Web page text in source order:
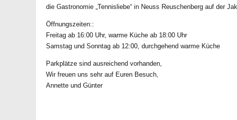
die Gastronomie „Tennisliebe“ in Neuss Reuschenberg auf der
Öffnungszeiten::
Freitag ab 16:00 Uhr, warme Küche ab 18:00 Uhr
Samstag und Sonntag ab 12:00, durchgehend warme Küche
Parkplätze sind ausreichend vorhanden,
Wir freuen uns sehr auf Euren Besuch,
Annette und Günter